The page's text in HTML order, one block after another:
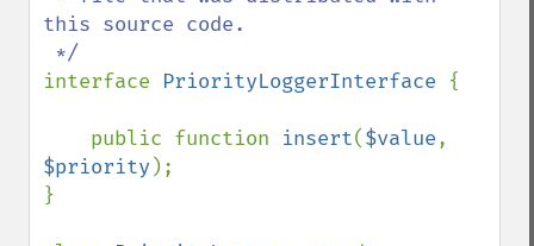
this source code.
interface PriorityLoggerInterface {
    public function
insert($value
$priority );
}